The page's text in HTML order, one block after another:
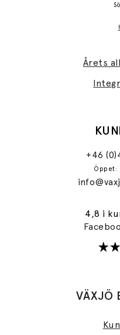
Årets
+46
Öppet:
4,8 i
VÄXJÖ